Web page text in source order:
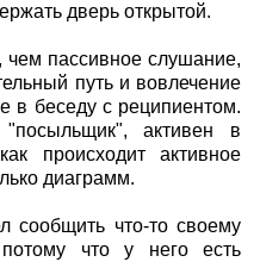
дверь открытой.
чем пассивное слушание,
путь и вовлечение
в беседу с реципиентом.
активен в
происходит активное
диаграмм.
сообщить что-то своему
что у него есть